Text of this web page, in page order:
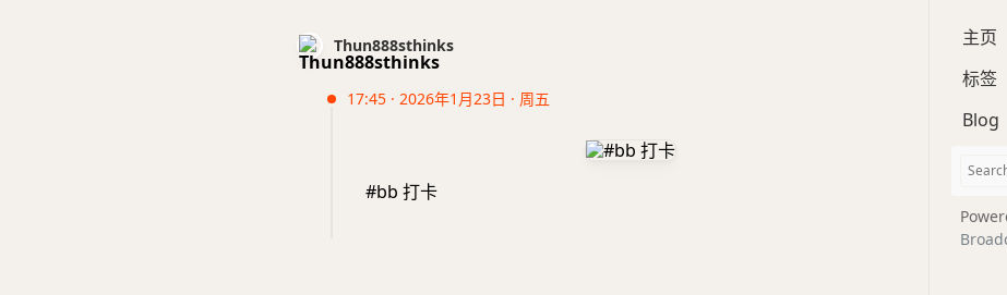
Thun888sthinks
17:45 · 2026年1月23日 · 周五
#bb 打卡
主页
标签
Blog